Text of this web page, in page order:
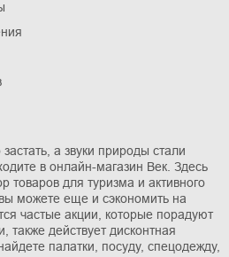
а звуки природы стали
в онлайн-магазин Век. Здесь
товаров для туризма и активного
можете еще и сэкономить на
частые акции, которые порадуют
действует дисконтная
палатки, посуду, спецодежду,